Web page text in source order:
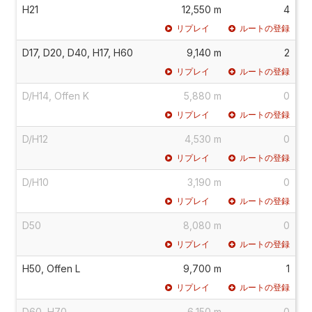
H21 12,550 m 4
リプレイ ルートの登録
D17, D20, D40, H17, H60 9,140 m 2
リプレイ ルートの登録
D/H14, Offen K 5,880 m 0
リプレイ ルートの登録
D/H12 4,530 m 0
リプレイ ルートの登録
D/H10 3,190 m 0
リプレイ ルートの登録
D50 8,080 m 0
リプレイ ルートの登録
H50, Offen L 9,700 m 1
リプレイ ルートの登録